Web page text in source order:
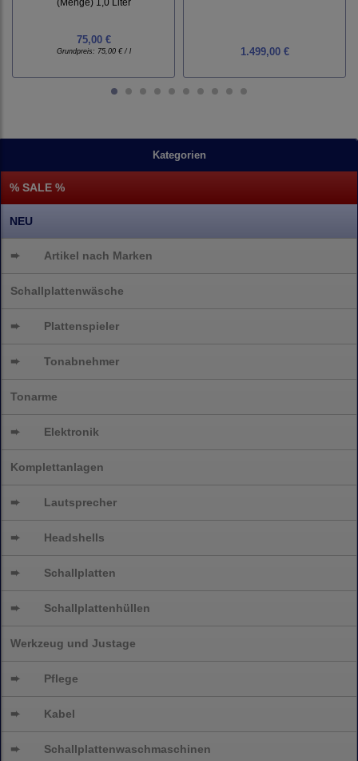
Kategorien
% SALE %
NEU
➨ Artikel nach Marken
Schallplattenwäsche
➨ Plattenspieler
➨ Tonabnehmer
Tonarme
➨ Elektronik
Komplettanlagen
➨ Lautsprecher
➨ Headshells
➨ Schallplatten
➨ Schallplattenhüllen
Werkzeug und Justage
➨ Pflege
➨ Kabel
➨ Schallplattenwaschmaschinen
(Menge) 1,0 Liter
75,00 €
Grundpreis: 75,00 € / l 1.499,00 €